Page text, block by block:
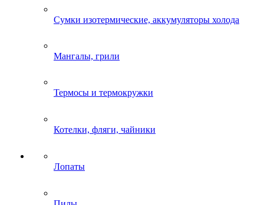
Сумки изотермические, аккумуляторы холода
Мангалы, грили
Термосы и термокружки
Котелки, фляги, чайники
Лопаты